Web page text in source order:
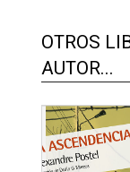
OTROS
AUTOR...